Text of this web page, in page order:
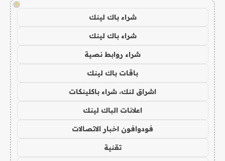
!
شراء باك لينك
شراء باك لينك
شراء روابط نصية
باقات باك لينك
اشراق لنك، شراء باكلينكات
اعلانات الباك لينك
فودوافون اخبار الاتصالات
تقنية